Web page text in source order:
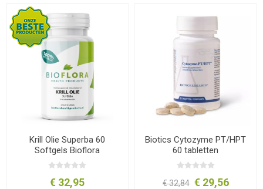
Krill Olie Superba 60
Softgels Bioflora
€ 32,95
Biotics Cytozyme PT/HPT
60 tabletten
€ 32,84 € 29,56